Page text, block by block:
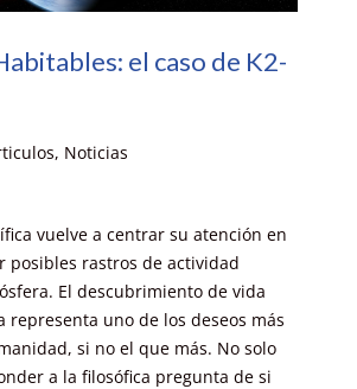
el caso de K2-
, Noticias
vuelve a centrar su atención en
posibles rastros de actividad
El descubrimiento de vida
representa uno de los deseos más
si no el que más. No solo
a la filosófica pregunta de si